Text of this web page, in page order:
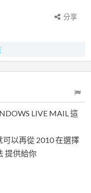
分享
LIVE MAIL 這
以再從 2010 在選擇
提供給你